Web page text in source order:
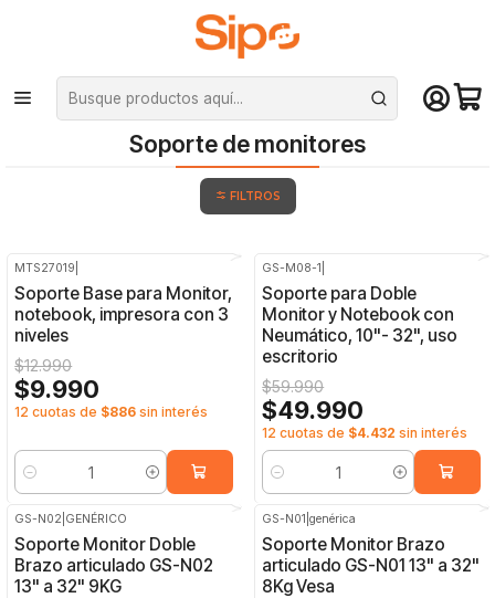
¡Compra hasta mediodía y recibe hoy! De lunes a sábado en el gran
Santiago. Envío gratis desde $29.990
Inicio Monitores Soporte de monitores
Soporte de monitores
FILTROS
OFF
MTS27019
Soporte Base para Monitor,
notebook, impresora con 3
niveles
$12.990
$9.990
12 cuotas de $886 sin interés
Cantidad
OFF
GS-M08-1
Soporte para Doble
Monitor y Notebook con
Neumático, 10"- 32", uso
escritorio
$59.990
$49.990
12 cuotas de $4.432 sin interés
Cantidad
OFF
GS-N02 GENÉRICO
Soporte Monitor Doble
Brazo articulado GS-N02
13" a 32" 9KG
OFF
GS-N01 |genérica
Soporte Monitor Brazo
articulado GS-N01 13" a 32"
8Kg Vesa